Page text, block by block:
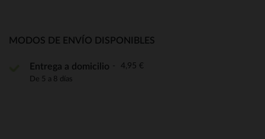
MODOS DE ENVÍO DISPONIBLES
Entrega a domicilio 4,95 €
De 5 a 8 días